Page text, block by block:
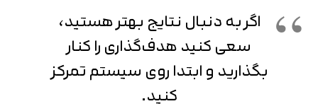
اگر به دنبال نتایج بهتر هستید،
سعی کنید هدف‌گذاری را کنار
بگذارید و ابتدا روی سیستم تمرکز
کنید.